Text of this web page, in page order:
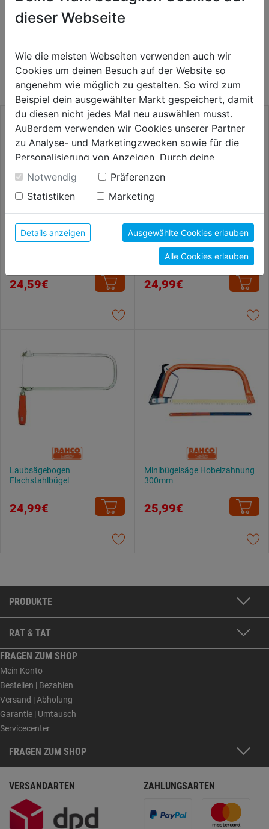
WEITERE PRODUKTE AUS DIESER
KATEGORIE
24,59€
Stichsäge ProfCut 300mm
24,99€
Laubsägebogen
Flachstahlbügel
24,99€
Minibügelsäge Hobelzahnung
300mm
25,99€
PRODUKTE
RAT & TAT
FRAGEN ZUM SHOP
Mein Konto
Bestellen | Bezahlen
Versand | Abholung
Garantie | Umtausch
Servicecenter
FRAGEN ZUM SHOP
VERSANDARTEN ZAHLUNGSARTEN
dieser Webseite
Wie die meisten Webseiten verwenden auch wir
Cookies um deinen Besuch auf der Website so
angenehm wie möglich zu gestalten. So wird zum
Beispiel dein ausgewählter Markt gespeichert, damit
du diesen nicht jedes Mal neu auswählen musst.
Außerdem verwenden wir Cookies unserer Partner
zu Analyse- und Marketingzwecken sowie für die
Personalisierung von Anzeigen. Durch deine
Einwilligung werden die Daten von Drittanbieter,
unter anderem auch in den USA, verarbeitet.
Durch Klick auf "Alle Cookies erlauben" stimmst du
der Verwendung aller Cookies zu. Unter "Details
anzeigen" findest du alle Infos zu den
unterschiedlichen Cookies, unter "Cookies
Konfigurieren" kannst du auswählen, welche Cookies
du zulassen möchtest und welche nicht.
Weitere Informationen findest du in unserer
Notwendig
Präferenzen
Statistiken
Marketing
Details anzeigen Ausgewählte Cookies erlauben
Alle Cookies erlauben